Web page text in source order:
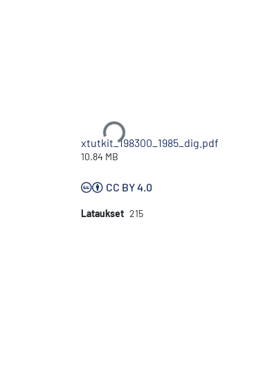
Ladataan...
xtutkit_198300_1985_dig.pdf
10.84 MB
CC BY 4.0
Lataukset 215